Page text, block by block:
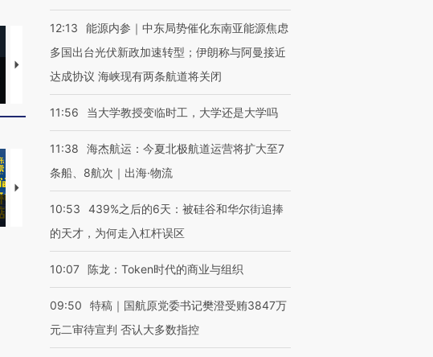
视线｜HYROX的吸金
术：是什么让中产们甘
心“花钱找虐”？
粒摇头丸 尿检体内含3种
毒品
育部长拱下台
【推广】走进第四届链博
会，让数智科技“链”接产
【特别呈现】寻找100种
有意思的生活方式·第三对
【商旅对话】华住集团
CFO：不靠规模取胜，华
住三大增长引擎是什么？
12:13
能源内参｜中东局势催化东南亚能源焦虑
多国出台光伏新政加速转型；伊朗称与阿曼接近
达成协议 海峡现有两条航道将关闭
11:56 当大学教授变临时工，大学还是大学吗
11:38
海杰航运：今夏北极航道运营将扩大至7
条船、8航次｜出海·物流
10:53
439%之后的6天：被硅谷和华尔街追捧
的天才，为何走入杠杆误区
10:07 陈龙：Token时代的商业与组织
09:50
特稿｜国航原党委书记樊澄受贿3847万
元二审待宣判 否认大多数指控